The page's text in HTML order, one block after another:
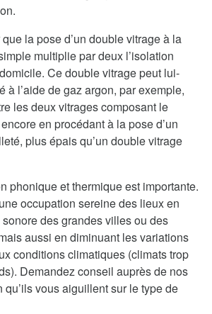
la pose d’un double vitrage à la
multiplie par deux l’isolation
Ce double vitrage peut lui-
à l’aide de gaz argon, par exemple,
les deux vitrages composant le
en procédant à la pose d’un
plus épais qu’un double vitrage
phonique et thermique est importante.
occupation sereine des lieux en
des grandes villes ou des
aussi en diminuant les variations
conditions climatiques (climats trop
Demandez conseil auprès de nos
qu’ils vous aiguillent sur le type de